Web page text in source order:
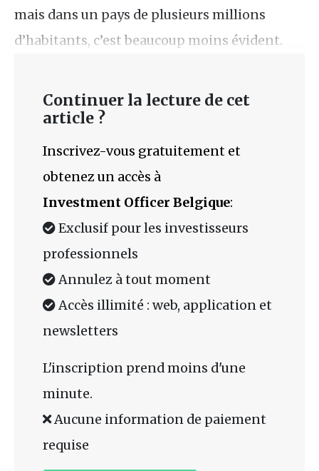
mais dans un pays de plusieurs millions
d’habitants, c’est beaucoup moins évident.
Continuer la lecture de cet
article ?
Inscrivez-vous gratuitement et
obtenez un accès à
Investment Officer Belgique:
Exclusif pour les investisseurs
professionnels
Annulez à tout moment
Accès illimité : web, application et
newsletters
L'inscription prend moins d'une
minute.
Aucune information de paiement
requise